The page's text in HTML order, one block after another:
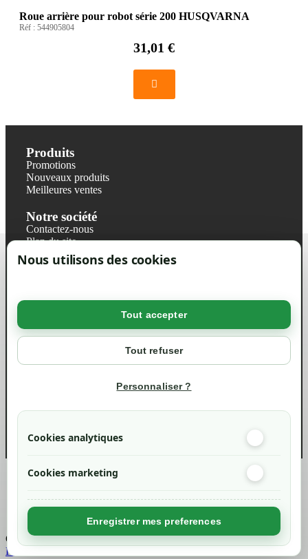
Nous utilisons des cookies
Tout accepter
Tout refuser
Personnaliser ?
Cookies analytiques
Cookies marketing
Enregistrer mes preferences
Roue arrière pour robot série 200 HUSQVARNA
Réf : 544905804
31,01 €
Produits
Promotions
Nouveaux produits
Meilleures ventes
Notre société
Contactez-nous
Plan du site
Magasin
Mentions légales
Politique de confidentialité RGPD
Votre compte
info@green-tech-shop.com
Created byNageoconcept
Chargement...
Retour en haut